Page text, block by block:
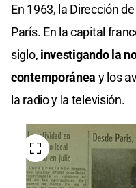
En 1963, la Dirección
París. En la capital
siglo, investigando la
contemporánea y los
la radio y la televisión.